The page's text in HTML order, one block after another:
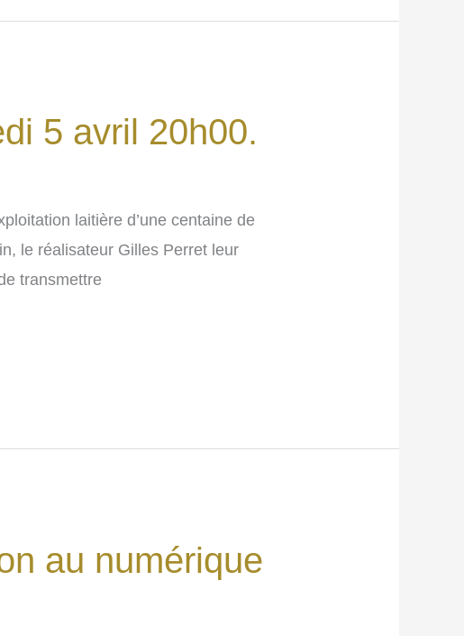
5 avril 20h00.
laitière d’une centaine de
le réalisateur Gilles Perret leur
transmettre
au numérique